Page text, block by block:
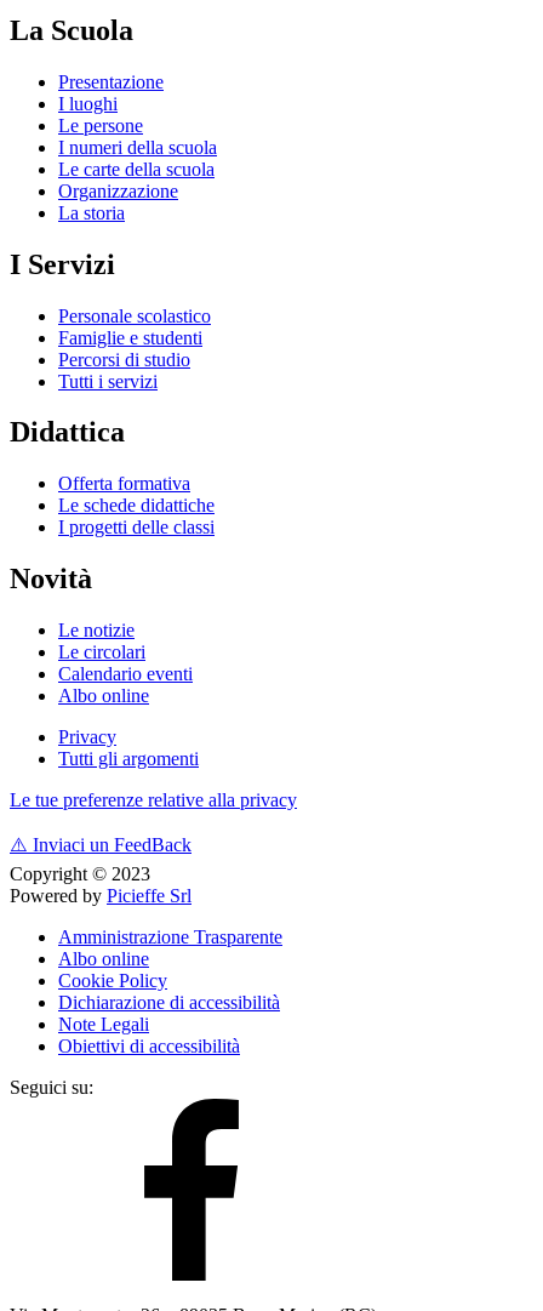
La Scuola
Presentazione
I luoghi
Le persone
I numeri della scuola
Le carte della scuola
Organizzazione
La storia
I Servizi
Personale scolastico
Famiglie e studenti
Percorsi di studio
Tutti i servizi
Didattica
Offerta formativa
Le schede didattiche
I progetti delle classi
Novità
Le notizie
Le circolari
Calendario eventi
Albo online
Privacy
Tutti gli argomenti
Le tue preferenze relative alla privacy
⚠️ Inviaci un FeedBack
Copyright © 2023
Powered by Picieffe Srl
Amministrazione Trasparente
Albo online
Cookie Policy
Dichiarazione di accessibilità
Note Legali
Obiettivi di accessibilità
Seguici su: